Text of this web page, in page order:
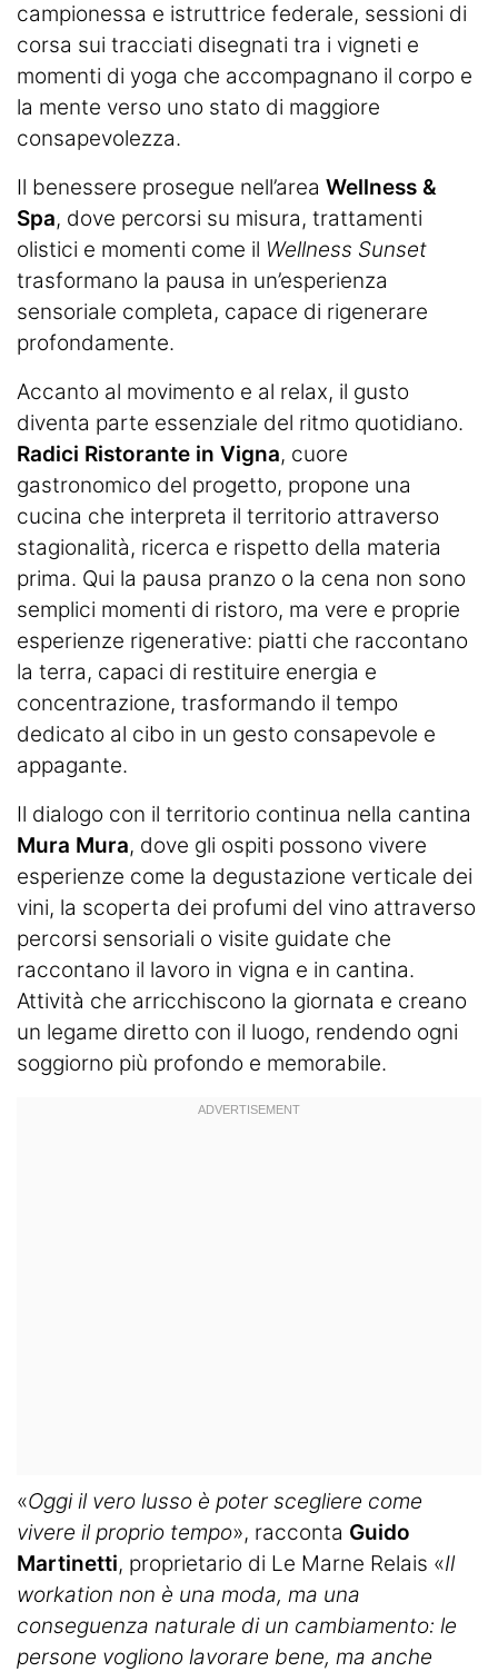
campionessa e istruttrice federale, sessioni di
corsa sui tracciati disegnati tra i vigneti e
momenti di yoga che accompagnano il corpo e
la mente verso uno stato di maggiore
consapevolezza.
Il benessere prosegue nell’area Wellness &
Spa, dove percorsi su misura, trattamenti
olistici e momenti come il Wellness Sunset
trasformano la pausa in un’esperienza
sensoriale completa, capace di rigenerare
profondamente.
Accanto al movimento e al relax, il gusto
diventa parte essenziale del ritmo quotidiano.
Radici Ristorante in Vigna, cuore
gastronomico del progetto, propone una
cucina che interpreta il territorio attraverso
stagionalità, ricerca e rispetto della materia
prima. Qui la pausa pranzo o la cena non sono
semplici momenti di ristoro, ma vere e proprie
esperienze rigenerative: piatti che raccontano
la terra, capaci di restituire energia e
concentrazione, trasformando il tempo
dedicato al cibo in un gesto consapevole e
appagante.
Il dialogo con il territorio continua nella cantina
Mura Mura, dove gli ospiti possono vivere
esperienze come la degustazione verticale dei
vini, la scoperta dei profumi del vino attraverso
percorsi sensoriali o visite guidate che
raccontano il lavoro in vigna e in cantina.
Attività che arricchiscono la giornata e creano
un legame diretto con il luogo, rendendo ogni
soggiorno più profondo e memorabile.
«Oggi il vero lusso è poter scegliere come
vivere il proprio tempo», racconta Guido
Martinetti, proprietario di Le Marne Relais «Il
workation non è una moda, ma una
conseguenza naturale di un cambiamento: le
persone vogliono lavorare bene, ma anche